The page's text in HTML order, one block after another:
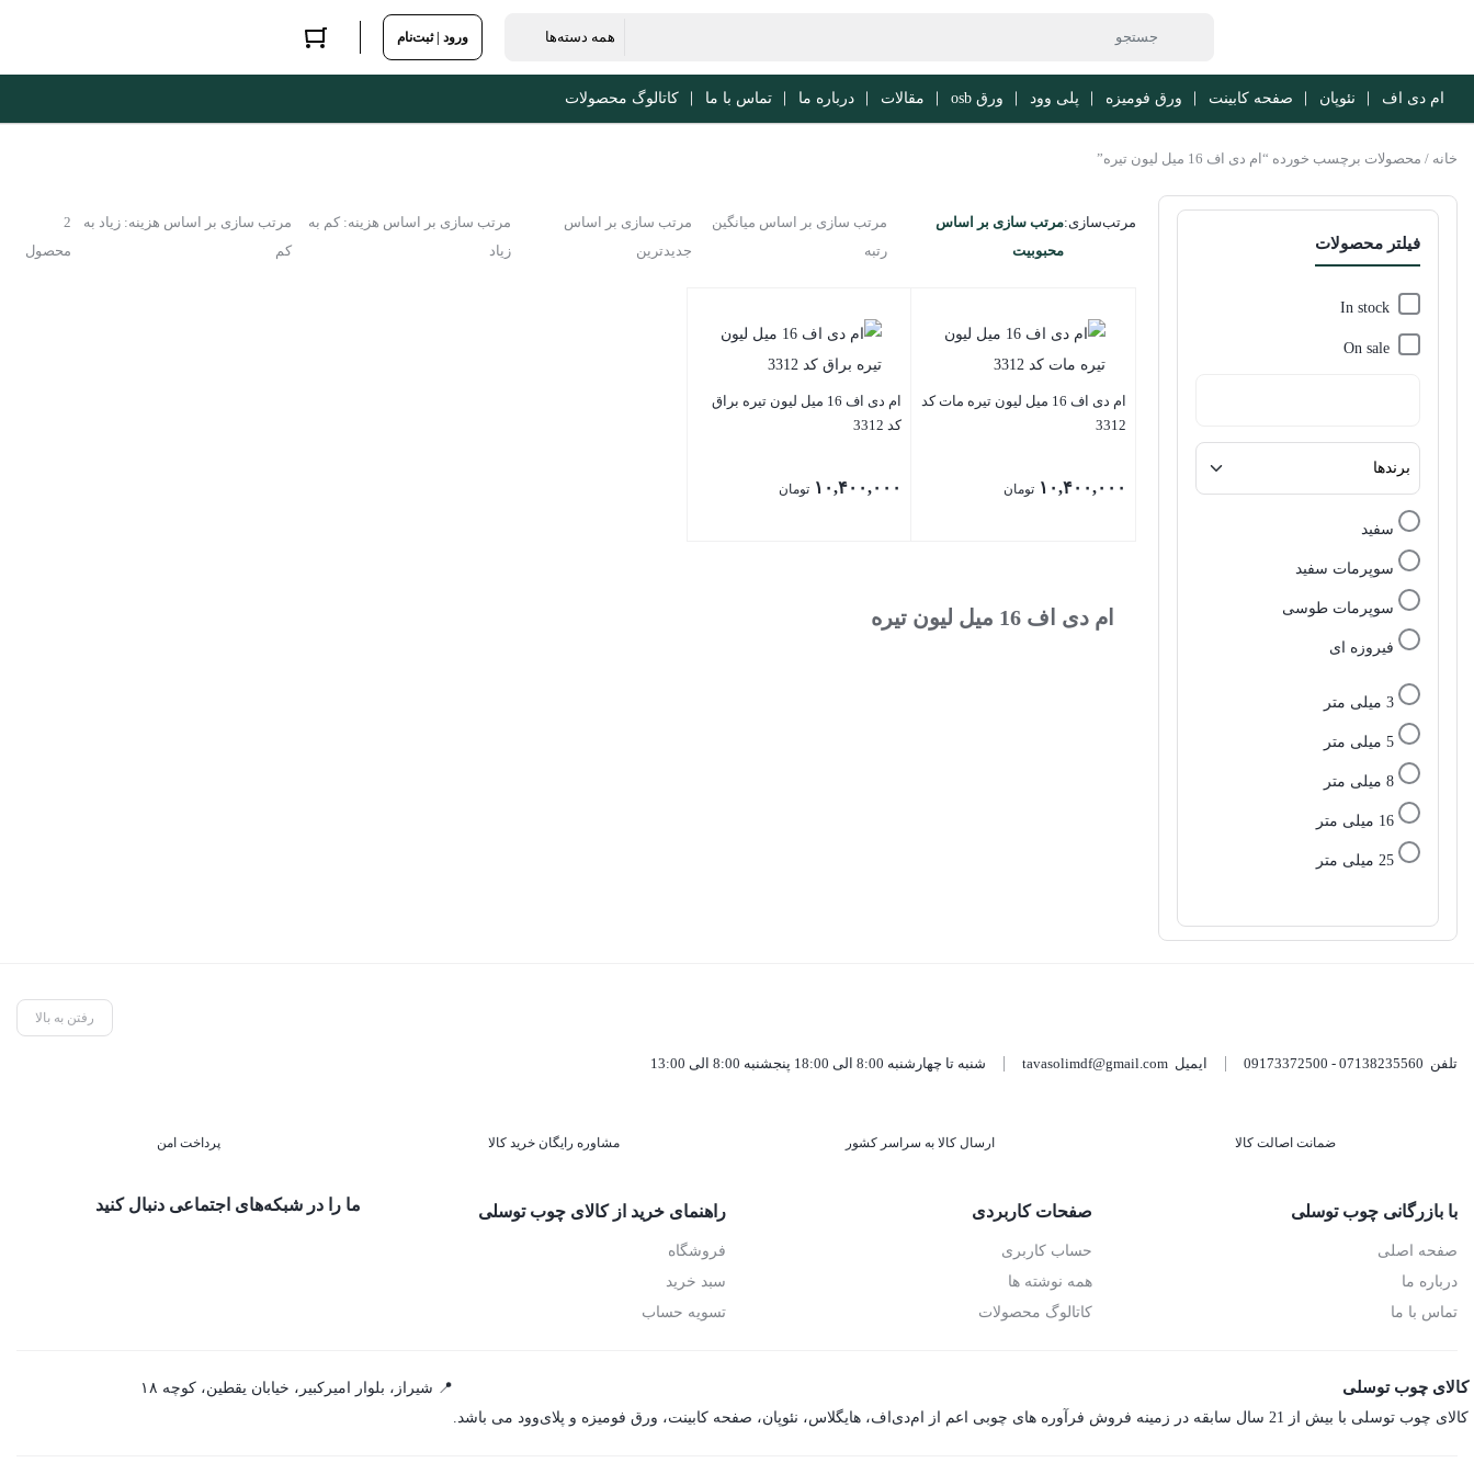
ورود | ثبت‌نام
ام دی اف نئوپان صفحه کابینت ورق فومیزه پلی وود ورق osb مقالات درباره ما تماس با ما کاتالوگ محصولات
خانه / محصولات برچسب خورده “ام دی اف 16 میل لیون تیره”
فیلتر محصولات
In stock
On sale
سفید
سوپرمات سفید
سوپرمات طوسی
فیروزه ای
3 میلی متر
5 میلی متر
8 میلی متر
16 میلی متر
25 میلی متر
2
محصول
مرتب‌سازی:مرتب سازی بر اساس
محبوبیت
مرتب سازی بر اساس میانگین
رتبه
مرتب سازی بر اساس
جدیدترین
مرتب سازی بر اساس هزینه: کم به
زیاد
مرتب سازی بر اساس هزینه: زیاد به
کم
ام دی اف 16 میل لیون تیره مات کد
3312
۱۰,۴۰۰,۰۰۰ تومان
ام دی اف 16 میل لیون تیره براق
کد 3312
۱۰,۴۰۰,۰۰۰ تومان
ام دی اف 16 میل لیون تیره
رفتن به بالا
تلفن 07138235560 - 09173372500 ایمیل tavasolimdf@gmail.com شنبه تا چهارشنبه 8:00 الی 18:00 پنجشنبه 8:00 الی 13:00
ضمانت اصالت کالا ارسال کالا به سراسر کشور مشاوره رایگان خرید کالا پرداخت امن
با بازرگانی چوب توسلی
صفحه اصلی
درباره ما
تماس با ما
صفحات کاربردی
حساب کاربری
همه نوشته ها
کاتالوگ محصولات
راهنمای خرید از کالای چوب توسلی
فروشگاه
سبد خرید
تسویه حساب
ما را در شبکه‌های اجتماعی دنبال کنید
کالای چوب توسلی
کالای چوب توسلی با بیش از 21 سال سابقه در زمینه فروش فرآوره های چوبی اعم از ام‌دی‌اف، هایگلاس، نئوپان، صفحه کابینت، ورق فومیزه و پلای‌وود می باشد.
📍 شیراز، بلوار امیرکبیر، خیابان یقطین، کوچه ۱۸